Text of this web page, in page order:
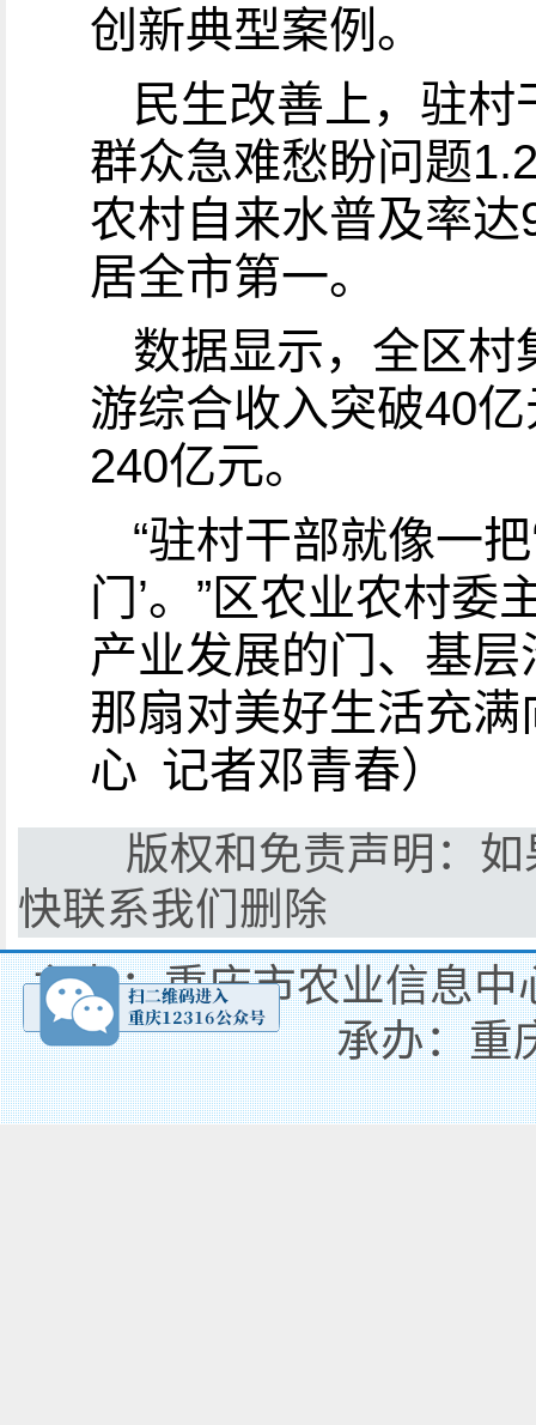
创新典型案例。
民生改善上，驻
群众急难愁盼问题
农村自来水普及率
居全市第一。
数据显示，全区村
游综合收入突破40
240亿元。
“驻村干部就像一
门’。”区农业农村
产业发展的门、基
那扇对美好生活充
心 记者邓青春）
版权和免责声明：如果
快联系我们删除
主办：重庆市农业信息
承办：重